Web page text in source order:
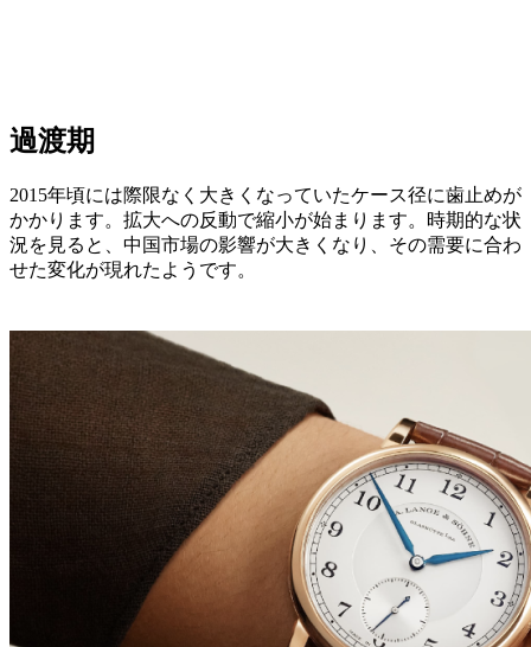
過渡期
2015年頃には際限なく大きくなっていたケース径に歯止めが
かかります。拡大への反動で縮小が始まります。時期的な状
況を見ると、中国市場の影響が大きくなり、その需要に合わ
せた変化が現れたようです。